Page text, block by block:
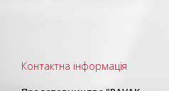
Контактна інформація